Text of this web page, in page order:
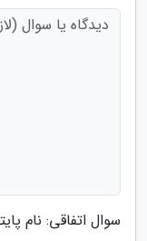
سوال اتفاقی: نام